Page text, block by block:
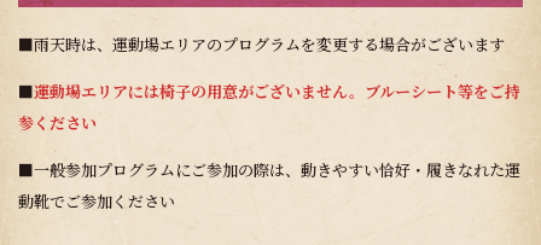
■雨天時は、運動場エリアのプログラムを変更する場合がございます
■運動場エリアには椅子の用意がございません。ブルーシート等をご持
参ください
■一般参加プログラムにご参加の際は、動きやすい恰好・履きなれた運
動靴でご参加ください